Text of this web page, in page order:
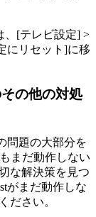
、[テレビ設定] >
にリセット]に移
の他の対処
問題の大部分を
まだ動作しない
な解決策を見つ
がまだ動作しな
ださい。